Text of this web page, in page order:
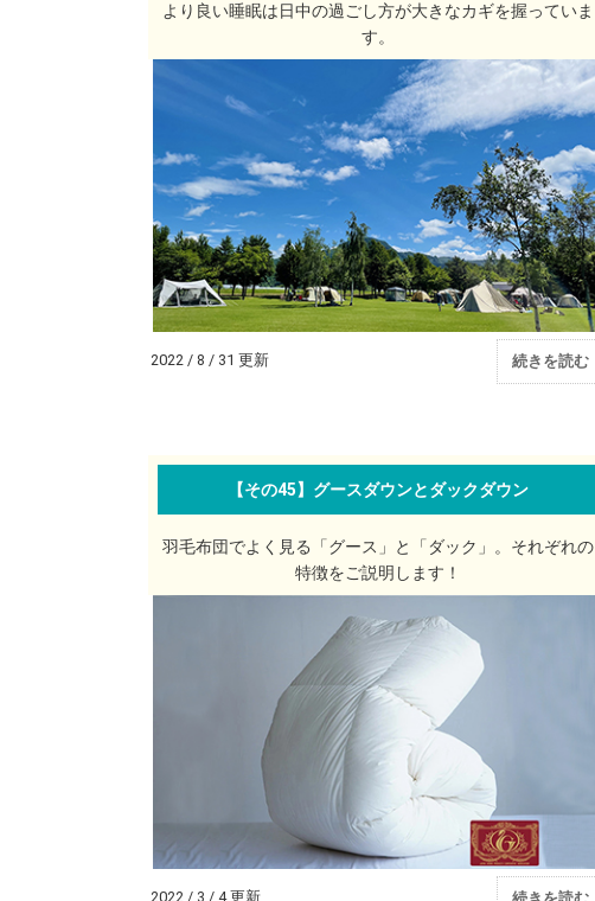
より良い睡眠は日中の過ごし方が大きなカギを握っていま
す。
2022 / 8 / 31 更新 続きを読む
【その45】グースダウンとダックダウン
羽毛布団でよく見る「グース」と「ダック」。それぞれの
特徴をご説明します！
2022 / 3 / 4 更新